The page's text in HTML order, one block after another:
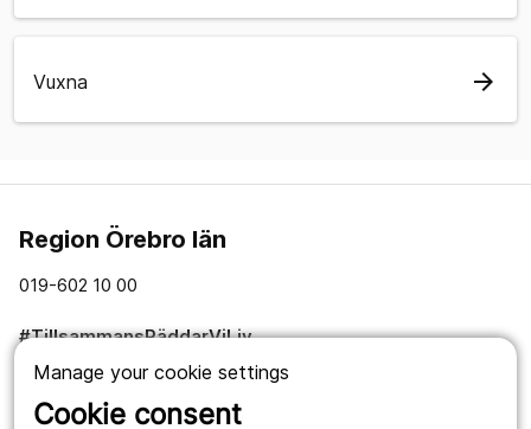
Manage your cookie settings
Cookie consent
Vuxna arrow_forward
Region Örebro län
019-602 10 00
#TillsammansRäddarViLiv
Om webbplatsen